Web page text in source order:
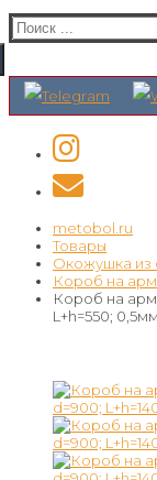
Искать:
metobol.ru
Товары
Окожушка из
Короб на
Короб на
L+h=550; 0,5мм